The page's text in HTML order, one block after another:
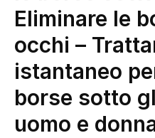
Eliminare le
occhi –
istantaneo
borse sotto
uomo e